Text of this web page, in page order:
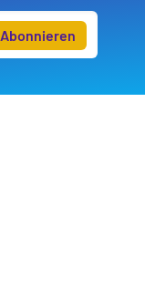
Abonnieren